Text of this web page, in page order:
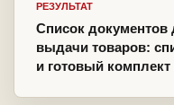
РЕЗУЛЬТАТ
Список документов
выдачи товаров:
и готовый